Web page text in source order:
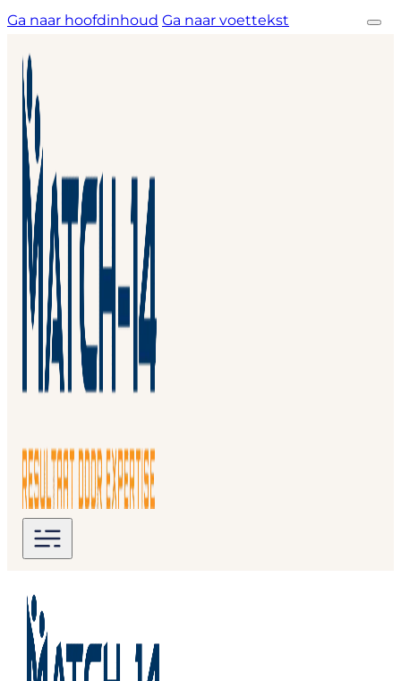
Ga naar hoofdinhoud Ga naar voettekst